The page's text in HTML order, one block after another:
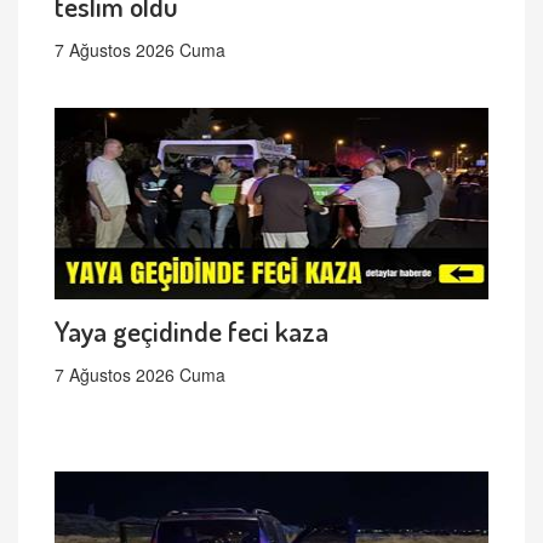
7 Ağustos 2026 Cuma
Yaya geçidinde feci kaza
7 Ağustos 2026 Cuma